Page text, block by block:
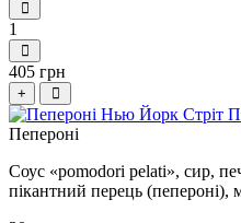
1
405 грн
+
Пепероні
Соус «pomodori pelati», сир,
пікантний перець (пепероні),